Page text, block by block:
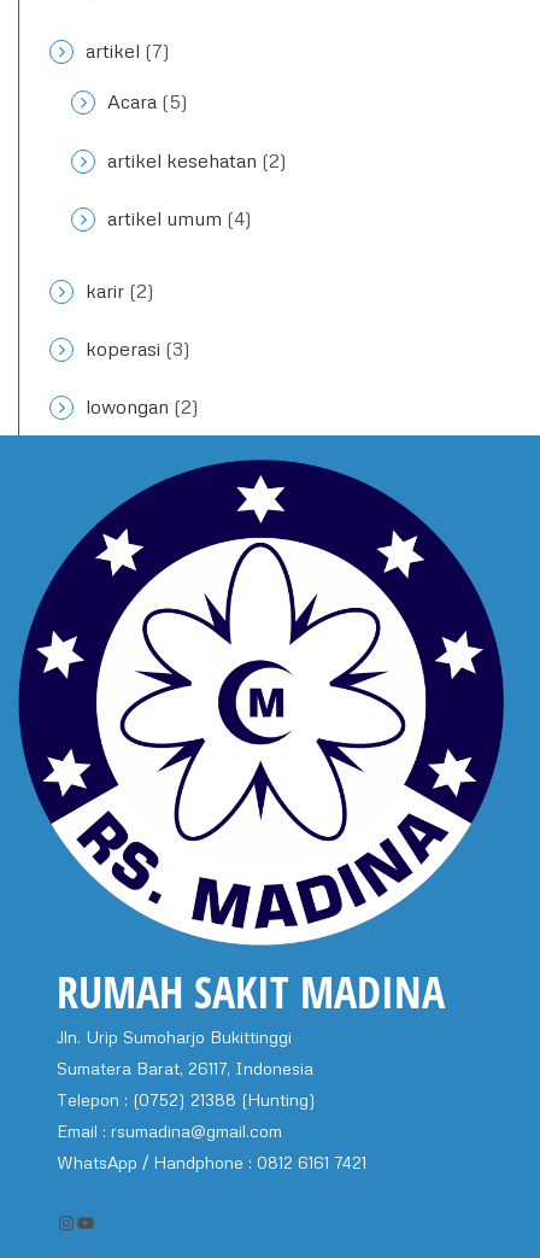
artikel (7)
Acara (5)
artikel kesehatan (2)
artikel umum (4)
karir (2)
koperasi (3)
lowongan (2)
RUMAH SAKIT MADINA
Jln. Urip Sumoharjo Bukittinggi
Sumatera Barat, 26117, Indonesia
Telepon : (0752) 21388 (Hunting)
Email : rsumadina@gmail.com
WhatsApp / Handphone : 0812 6161 7421
Instagram